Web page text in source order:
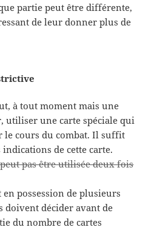
partie peut être différente,
de leur donner plus de
à tout moment mais une
utiliser une carte spéciale qui
le cours du combat. Il suffit
de cette carte.
pas être utilisée deux fois
possession de plusieurs
doivent décider avant de
du nombre de cartes